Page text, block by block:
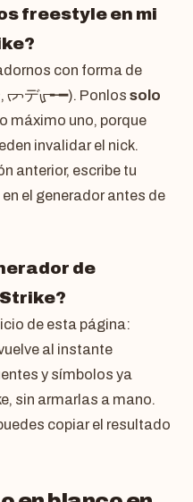
freestyle en mi
con forma de
デᡁ᠊╾━). Ponlos solo
máximo uno, porque
invalidar el nick.
anterior, escribe tu
el generador antes de
de
de esta página:
al instante
y símbolos ya
sin armarlas a mano.
copiar el resultado